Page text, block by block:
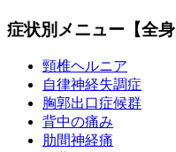
症状別メニュー【全身
頸椎ヘルニア
自律神経失調症
胸郭出口症候群
背中の痛み
肋間神経痛